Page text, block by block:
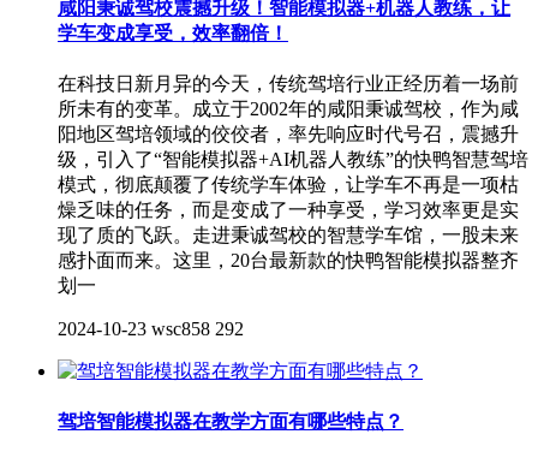
咸阳秉诚驾校震撼升级！智能模拟器+机器人教练，让
学车变成享受，效率翻倍！
在科技日新月异的今天，传统驾培行业正经历着一场前
所未有的变革。成立于2002年的咸阳秉诚驾校，作为咸
阳地区驾培领域的佼佼者，率先响应时代号召，震撼升
级，引入了“智能模拟器+AI机器人教练”的快鸭智慧驾培
模式，彻底颠覆了传统学车体验，让学车不再是一项枯
燥乏味的任务，而是变成了一种享受，学习效率更是实
现了质的飞跃。走进秉诚驾校的智慧学车馆，一股未来
感扑面而来。这里，20台最新款的快鸭智能模拟器整齐
划一
2024-10-23 wsc858 292
驾培智能模拟器在教学方面有哪些特点？